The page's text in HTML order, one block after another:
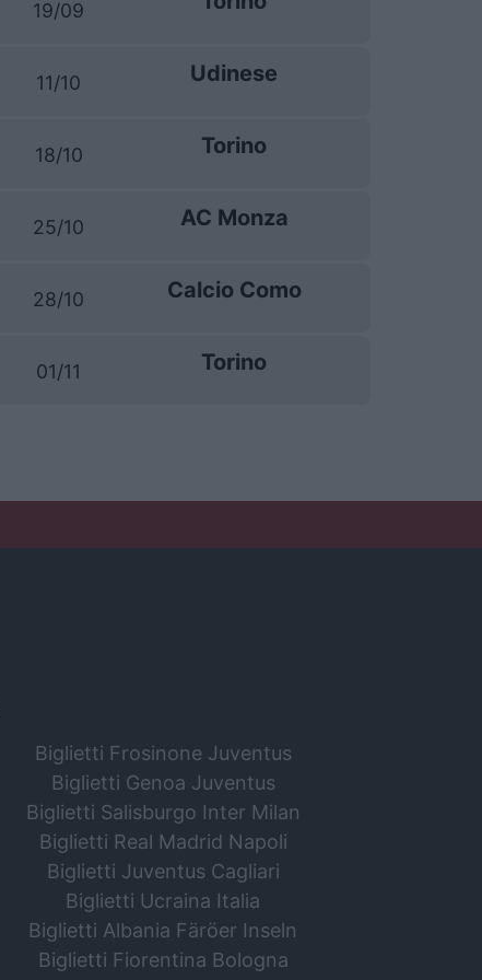
19/09
11/10 Udinese
18/10 Torino
25/10 AC Monza
28/10 Calcio Como
01/11 Torino
Biglietti Frosinone Juventus
Biglietti Genoa Juventus
Biglietti Salisburgo Inter Milan
Biglietti Real Madrid Napoli
Biglietti Juventus Cagliari
Biglietti Ucraina Italia
Biglietti Albania Färöer Inseln
Biglietti Fiorentina Bologna